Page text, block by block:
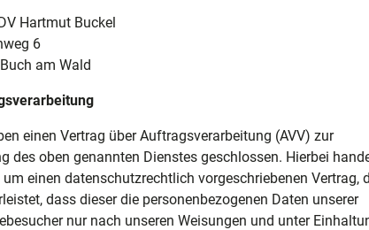
Hartmut Buckel
6
am Wald
einen Vertrag über Auftragsverarbeitung (AVV) zur
des oben genannten Dienstes geschlossen. Hierbei
einen datenschutzrechtlich vorgeschriebenen Vertrag,
dass dieser die personenbezogenen Daten unserer
nur nach unseren Weisungen und unter